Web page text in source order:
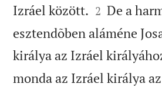
Izráel között. 

2 De a
esztendõben aláméne
királya az Izráel
monda az Izráel királya